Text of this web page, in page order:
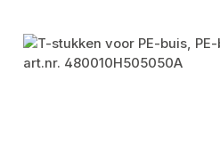
Afbeeldingengalerij overslaan